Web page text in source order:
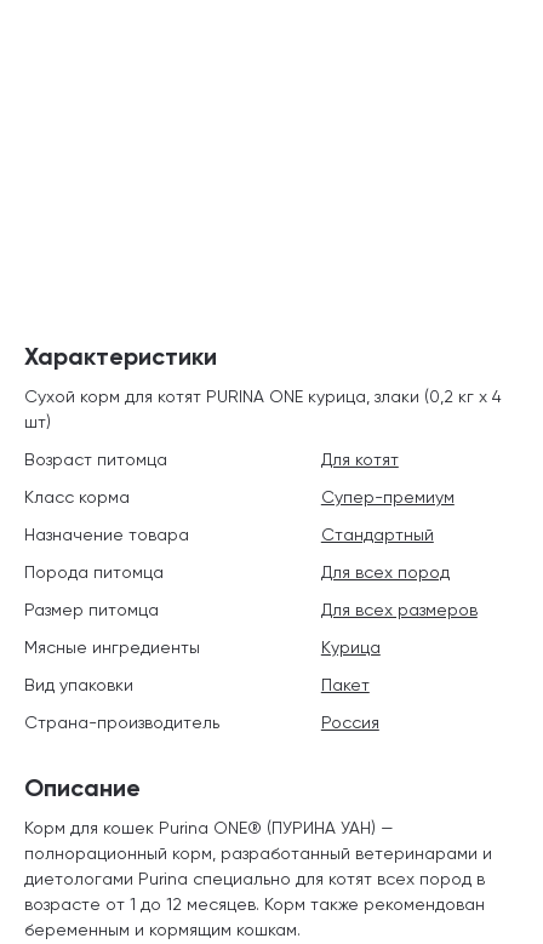
Описание
Корм для кошек Purina ONE® (ПУРИНА УАН) —
полнорационный корм, разработанный ветеринарами и
диетологами Purina специально для котят всех пород в
возрасте от 1 до 12 месяцев. Корм также рекомендован
беременным и кормящим кошкам.
Характеристики
Сухой корм для котят PURINA ONE курица, злаки (0,2 кг х 4
шт)
Возраст питомца
Для котят
Класс корма
Супер-премиум
Назначение товара
Стандартный
Порода питомца
Для всех пород
Размер питомца
Для всех размеров
Мясные ингредиенты
Курица
Вид упаковки
Пакет
Страна-производитель
Россия